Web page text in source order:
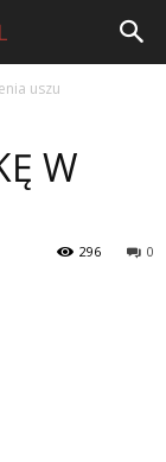
uszu
W
0
296